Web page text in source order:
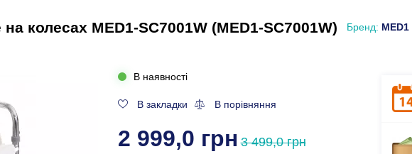
колесах MED1-SC7001W (MED1-SC7001W) Бренд: MED1
В наявності
В закладки В порівняння
2 999,0 грн 3 499,0 грн